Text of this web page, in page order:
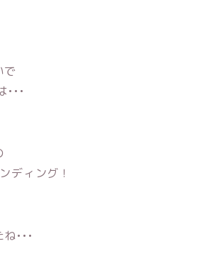
で
•••
ディング！
•••